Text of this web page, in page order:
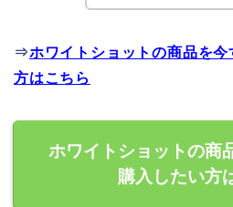
⇒ホワイトショットの商品を
方はこちら
ホワイトショットの商
購入したい方